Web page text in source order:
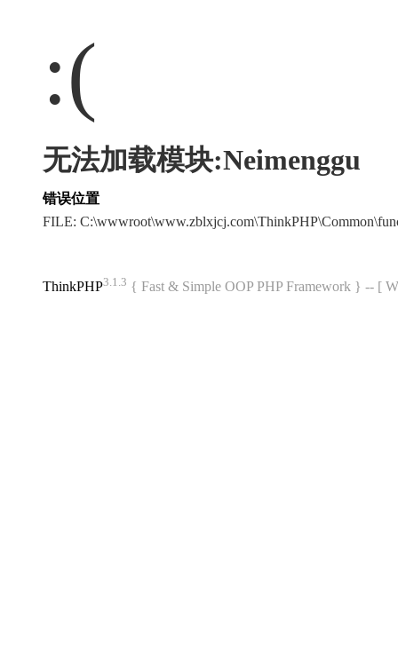
:(
无法加载模块:Neimenggu
错误位置
FILE:
ThinkPHP3.1.3 { Fast & Simple OOP PHP Framework } -- [